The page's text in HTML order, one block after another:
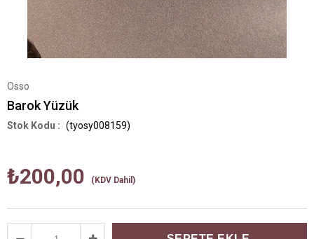
Osso
Barok Yüzük
(tyosy008159)
₺200,00 (KDV Dahil)